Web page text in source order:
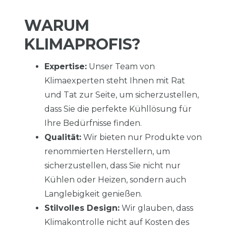
WARUM
KLIMAPROFIS?
Expertise: Unser Team von
Klimaexperten steht Ihnen mit Rat
und Tat zur Seite, um sicherzustellen,
dass Sie die perfekte Kühllösung für
Ihre Bedürfnisse finden.
Qualität: Wir bieten nur Produkte von
renommierten Herstellern, um
sicherzustellen, dass Sie nicht nur
Kühlen oder Heizen, sondern auch
Langlebigkeit genießen.
Stilvolles Design: Wir glauben, dass
Klimakontrolle nicht auf Kosten des